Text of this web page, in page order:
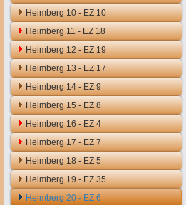
Heimberg 10 - EZ 10
Heimberg 11 - EZ 18
Heimberg 12 - EZ 19
Heimberg 13 - EZ 17
Heimberg 14 - EZ 9
Heimberg 15 - EZ 8
Heimberg 16 - EZ 4
Heimberg 17 - EZ 7
Heimberg 18 - EZ 5
Heimberg 19 - EZ 35
Heimberg 20 - EZ 6